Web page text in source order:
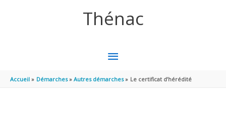
Thénac
MENU
PRINCIPAL
Accueil Démarches Autres démarches Le certificat d’hérédité